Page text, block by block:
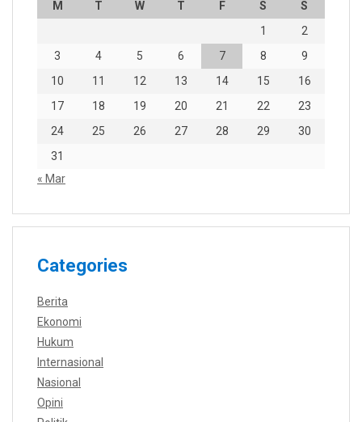
M T W T F S
S
1
2
3
4 5 6 7 8
9
10
11 12 13 14 15
16
17
18 19 20 21 22
23
24
25 26 27 28 29
30
31
« Mar
Categories
Berita
Ekonomi
Hukum
Internasional
Nasional
Opini